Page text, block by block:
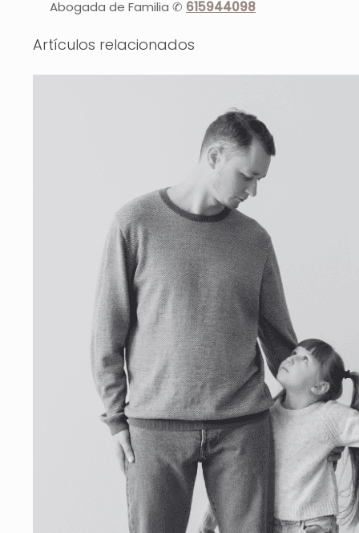
Abogada de Familia ✆ 615944098
Artículos relacionados